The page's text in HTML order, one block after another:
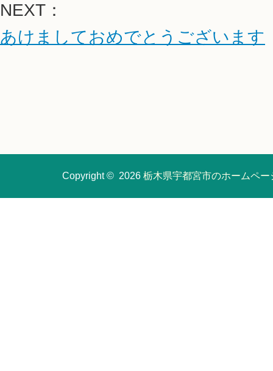
NEXT：
あけましておめでとうございます
Copyright © 2026 栃木県宇都宮市のホームペ